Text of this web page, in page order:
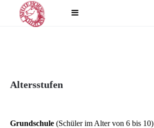
Altersstufen
Grundschule (Schüler im Alter von 6 bis 10)